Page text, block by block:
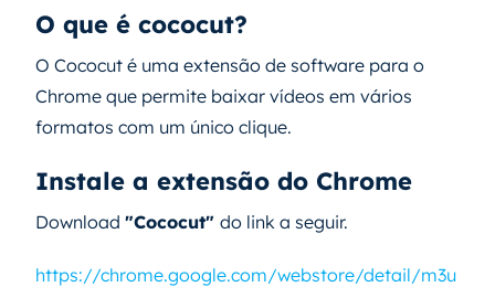
O que é cococut?
O Cococut é uma extensão de software para o
Chrome que permite baixar vídeos em vários
formatos com um único clique.
Instale a extensão do Chrome
Download "Cococut" do link a seguir.
https://chrome.google.com/webstore/detail/m3u